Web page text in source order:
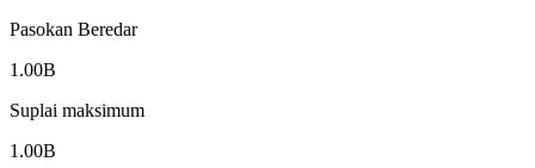
Pasokan Beredar
1.00B
Suplai maksimum
1.00B